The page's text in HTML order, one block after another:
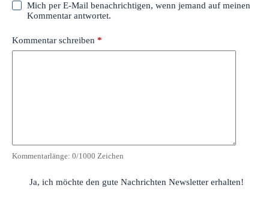
Mich per E-Mail benachrichtigen, wenn jemand auf meinen
Kommentar antwortet.
Kommentar schreiben *
Kommentarlänge: 0/1000 Zeichen
Ja, ich möchte den gute Nachrichten Newsletter erhalten!